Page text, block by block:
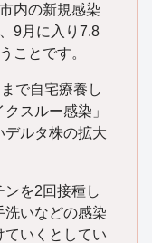
内の新規感染
9月に入り7.8
ことです。
で自宅療養し
スルー感染」
デルタ株の拡大
を2回接種し
洗いなどの感染
ていくとしてい